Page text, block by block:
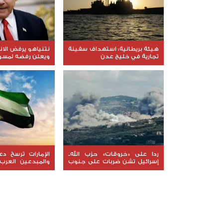
هيئة بريطانية: استهداف سفينة
تجارية في خليج عدن
نتنياهو يرفض
ويعلن رفضه
ردا على «خروقات» حزب الله..
إسرائيل تشن ضربات على جنوب
لبنان
الإمارات ترسخ
والمبدعين
نوعية ملهمة